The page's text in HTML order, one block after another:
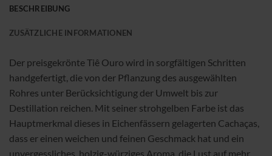
BESCHREIBUNG
ZUSÄTZLICHE INFORMATIONEN
Der preisgekrönte Tiê Ouro wird in sorgfältigen Schritten
handgefertigt, die von der Pflanzung des ausgewählten
Rohres unter Berücksichtigung der Umwelt bis zur
Destillation reichen. Mit seiner strohgelben Farbe ist das
Hauptmerkmal dieses in Eichenfässern gelagerten Cachaças,
dass er einen weichen und feinen Geschmack hat und ein
unvergessliches, holzig-würziges Aroma, die Lust auf mehr